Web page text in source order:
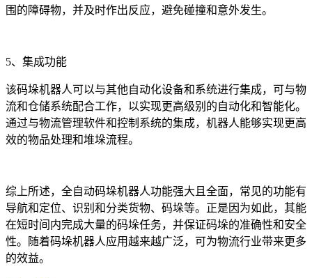
围的障碍物，并及时作出反应，避免碰撞和意外发生。
5、集成功能
该码垛机器人可以与其他自动化设备和系统进行集成，可与物
流和仓储系统配合工作，以实现更高级别的自动化和智能化。
通过与物流管理软件和控制系统的集成，机器人能够实现更高
效的物品处理和堆垛流程。
综上所述，全自动码垛机器人功能强大且全面，常见的功能有
导航和定位、识别和分类货物、码垛等。正是因为如此，其能
在短时间内完成大量的码垛任务，并保证码垛的准确性和安全
性。随着码垛机器人应用越来越广泛，可为物流行业带来更多
的效益。‍